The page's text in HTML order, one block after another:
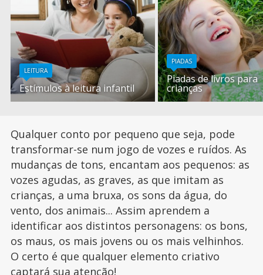
LEITURA
Estímulos à leitura infantil
PIADAS
Piadas de livros para
crianças
Qualquer conto por pequeno que seja, pode
transformar-se num jogo de vozes e ruídos. As
mudanças de tons, encantam aos pequenos: as
vozes agudas, as graves, as que imitam as
crianças, a uma bruxa, os sons da água, do
vento, dos animais... Assim aprendem a
identificar aos distintos personagens: os bons,
os maus, os mais jovens ou os mais velhinhos.
O certo é que qualquer elemento criativo
captará sua atenção!